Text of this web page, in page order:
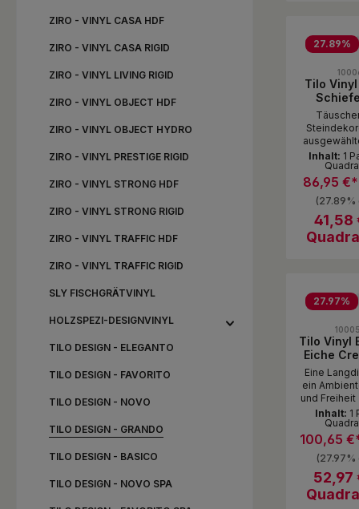
ZIRO - VINYL CASA HDF
ZIRO - VINYL CASA RIGID
ZIRO - VINYL LIVING RIGID
ZIRO - VINYL OBJECT HDF
ZIRO - VINYL OBJECT HYDRO
ZIRO - VINYL PRESTIGE RIGID
ZIRO - VINYL STRONG HDF
ZIRO - VINYL STRONG RIGID
ZIRO - VINYL TRAFFIC HDF
ZIRO - VINYL TRAFFIC RIGID
SLY FISCHGRÄTVINYL
HOLZSPEZI-DESIGNVINYL
TILO DESIGN - ELEGANTO
TILO DESIGN - FAVORITO
TILO DESIGN - NOVO
TILO DESIGN - GRANDO
TILO DESIGN - BASICO
TILO DESIGN - NOVO SPA
27.89%
Tilo
(4V)
PLUS
von hell
überzeugt
mit seiner
und
in jeder
eine
(4V)
41,58
86,95 €*
(27.89%
Inhalt: 1
27.97%
Tilo Vinyl
Eiche
Stab
gefast
PLUS
Eine
ein
und
tilo
Trend.
von hell
überzeugt
mit seiner
52,97
100,65
Inhalt: 1